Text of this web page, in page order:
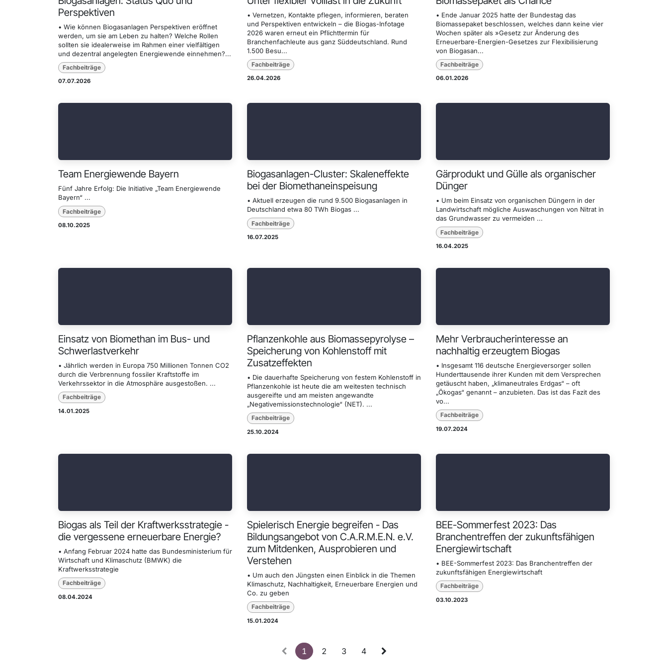
Perspektiven
• Wie können Biogasanlagen Perspektiven eröffnet
werden, um sie am Leben zu halten? Welche Rollen
sollten sie idealerweise im Rahmen einer vielfältigen
und dezentral angelegten Energiewende einnehmen?...
Fachbeiträge
07.07.2026
• Vernetzen, Kontakte pflegen, informieren, beraten
und Perspektiven entwickeln – die Biogas-Infotage
2026 waren erneut ein Pflichttermin für
Branchenfachleute aus ganz Süddeutschland. Rund
1.500 Besu...
Fachbeiträge
26.04.2026
• Ende Januar 2025 hatte der Bundestag das
Biomassepaket beschlossen, welches dann keine vier
Wochen später als »Gesetz zur Änderung des
Erneuerbare-Energien-Gesetzes zur Flexibilisierung
von Biogasan...
Fachbeiträge
06.01.2026
Team Energiewende Bayern
Fünf Jahre Erfolg: Die Initiative „Team Energiewende
Bayern“ ...
Fachbeiträge
08.10.2025
Biogasanlagen-Cluster: Skaleneffekte
bei der Biomethaneinspeisung
• Aktuell erzeugen die rund 9.500 Biogasanlagen in
Deutschland etwa 80 TWh Biogas ...
Fachbeiträge
16.07.2025
Gärprodukt und Gülle als organischer
Dünger
• Um beim Einsatz von organischen Düngern in der
Landwirtschaft mögliche Auswaschungen von Nitrat in
das Grundwasser zu vermeiden ...
Fachbeiträge
16.04.2025
Einsatz von Biomethan im Bus- und
Schwerlastverkehr
• Jährlich werden in Europa 750 Millionen Tonnen CO2
durch die Verbrennung fossiler Kraftstoffe im
Verkehrssektor in die Atmosphäre ausgestoßen. ...
Fachbeiträge
14.01.2025
Pflanzenkohle aus Biomassepyrolyse –
Speicherung von Kohlenstoff mit
Zusatzeffekten
• Die dauerhafte Speicherung von festem Kohlenstoff in
Pflanzenkohle ist heute die am weitesten technisch
ausgereifte und am meisten angewandte
„Negativemissionstechnologie“ (NET). ...
Fachbeiträge
25.10.2024
Mehr Verbraucherinteresse an
nachhaltig erzeugtem Biogas
• Insgesamt 116 deutsche Energieversorger sollen
Hunderttausende ihrer Kunden mit dem Versprechen
getäuscht haben, „klimaneutrales Erdgas“ – oft
„Ökogas“ genannt – anzubieten. Das ist das Fazit des
vo...
Fachbeiträge
19.07.2024
Biogas als Teil der Kraftwerksstrategie -
die vergessene erneuerbare Energie?
• Anfang Februar 2024 hatte das Bundesministerium für
Wirtschaft und Klimaschutz (BMWK) die
Kraftwerksstrategie
Fachbeiträge
08.04.2024
Spielerisch Energie begreifen - Das
Bildungsangebot von C.A.R.M.E.N. e.V.
zum Mitdenken, Ausprobieren und
Verstehen
• Um auch den Jüngsten einen Einblick in die Themen
Klimaschutz, Nachhaltigkeit, Erneuerbare Energien und
Co. zu geben
Fachbeiträge
15.01.2024
BEE-Sommerfest 2023: Das
Branchentreffen der zukunftsfähigen
Energiewirtschaft
• BEE-Sommerfest 2023: Das Branchentreffen der
zukunftsfähigen Energiewirtschaft
Fachbeiträge
03.10.2023
1 2 3 4